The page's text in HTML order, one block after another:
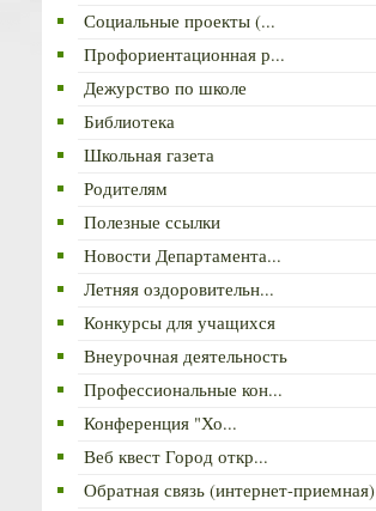
Социальные проекты (...
Профориентационная р...
Дежурство по школе
Библиотека
Школьная газета
Родителям
Полезные ссылки
Новости Департамента...
Летняя оздоровительн...
Конкурсы для учащихся
Внеурочная деятельность
Профессиональные кон...
Конференция "Хо...
Веб квест Город откр...
Обратная связь (интернет-приемная)